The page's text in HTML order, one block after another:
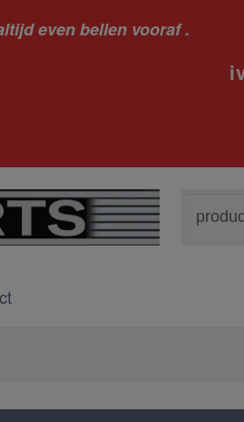
even bellen vooraf .
naar: